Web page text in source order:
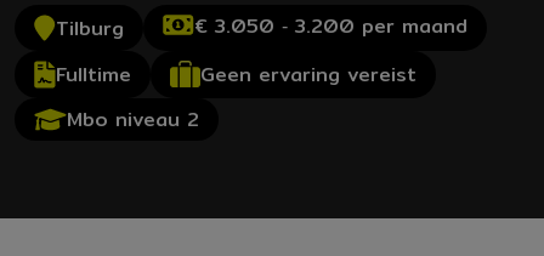
Tilburg
€ 3.050 ‐ 3.200 per maand
Fulltime
Geen ervaring vereist
Mbo niveau 2